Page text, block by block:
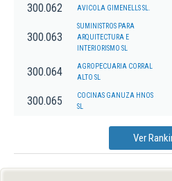
300.062 AVICOLA GIMENELLS SL.
300.063
SUMINISTROS PARA
ARQUITECTURA E
INTERIORISMO SL
300.064
AGROPECUARIA CORRAL
ALTO SL
300.065
COCINAS GANUZA HNOS
SL
Ver